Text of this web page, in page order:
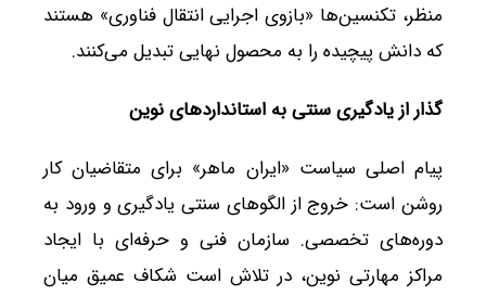
منظر، تکنسین‌ها «بازوی اجرایی انتقال فناوری» هستند
که دانش پیچیده را به محصول نهایی تبدیل می‌کنند.
گذار از یادگیری سنتی به استانداردهای نوین
پیام اصلی سیاست «ایران ماهر» برای متقاضیان کار
روشن است: خروج از الگوهای سنتی یادگیری و ورود به
دوره‌های تخصصی. سازمان فنی و حرفه‌ای با ایجاد
مراکز مهارتی نوین، در تلاش است شکاف عمیق میان